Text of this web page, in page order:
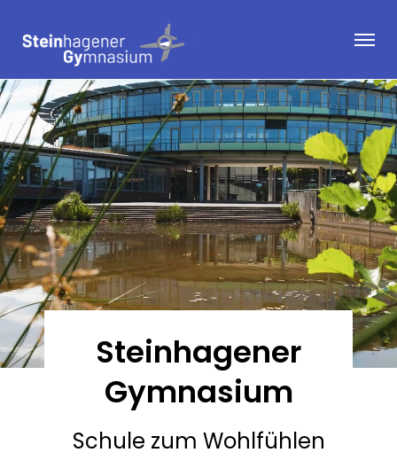
Steinhagener
Gymnasium
Schule zum Wohlfühlen